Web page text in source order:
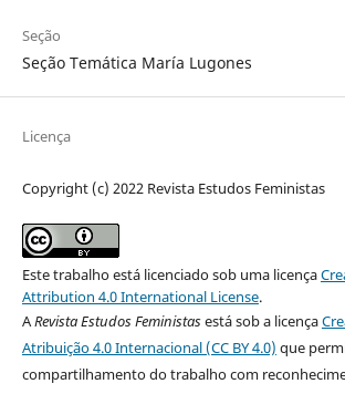
Seção
Seção Temática María Lugones
Licença
Copyright (c) 2022 Revista Estudos Feministas
Este trabalho está licenciado sob uma licença
Attribution 4.0 International License.
ARevista Estudos Feministasestá sob a licença
Atribuição 4.0 Internacional (CC BY 4.0) que
compartilhamento do trabalho com